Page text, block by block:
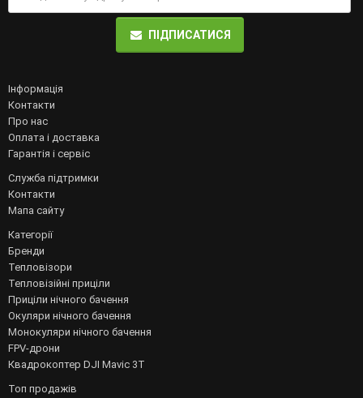
ПІДПИСАТИСЯ
Інформація
Контакти
Про нас
Оплата і доставка
Гарантія і сервіс
Служба підтримки
Контакти
Мапа сайту
Категорії
Бренди
Тепловізори
Тепловізійні приціли
Приціли нічного бачення
Окуляри нічного бачення
Монокуляри нічного бачення
FPV-дрони
Квадрокоптер DJI Mavic 3T
Топ продажів